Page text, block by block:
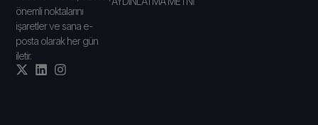
önemli noktalarını
işaretler ve sana e-
posta olarak her gün
iletir.